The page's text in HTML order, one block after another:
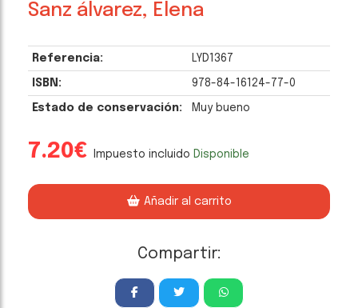
Sanz álvarez, Elena
Referencia: LYD1367
ISBN: 978-84-16124-77-0
Estado de conservación: Muy bueno
7.20€ Impuesto incluido Disponible
Añadir al carrito
Compartir: